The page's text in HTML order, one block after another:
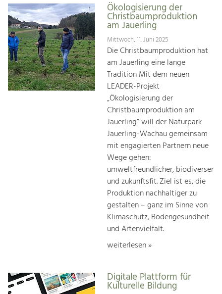
Ökologisierung der
Christbaumproduktion
am Jauerling
Mittwoch, 11. Juni 2025
Die Christbaumproduktion hat
am Jauerling eine lange
Tradition Mit dem neuen
LEADER-Projekt
„Ökologisierung der
Christbaumproduktion am
Jauerling“ will der Naturpark
Jauerling-Wachau gemeinsam
mit engagierten Partnern neue
Wege gehen:
umweltfreundlicher, biodiverser
und zukunftsfit. Ziel ist es, die
Produktion nachhaltiger zu
gestalten – ganz im Sinne von
Klimaschutz, Bodengesundheit
und Artenvielfalt.
weiterlesen »
Digitale Plattform für
Kulturelle Bildung